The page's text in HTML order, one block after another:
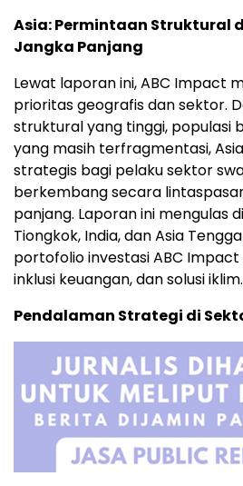
Asia: Permintaan Struktural
Jangka Panjang
Lewat laporan ini, ABC Impact
prioritas geografis dan sektor.
struktural yang tinggi, populasi
yang masih terfragmentasi,
strategis bagi pelaku sektor
berkembang secara
panjang. Laporan ini mengulas
Tiongkok, India, dan Asia
portofolio investasi ABC
inklusi keuangan, dan solusi iklim.
Pendalaman Strategi di